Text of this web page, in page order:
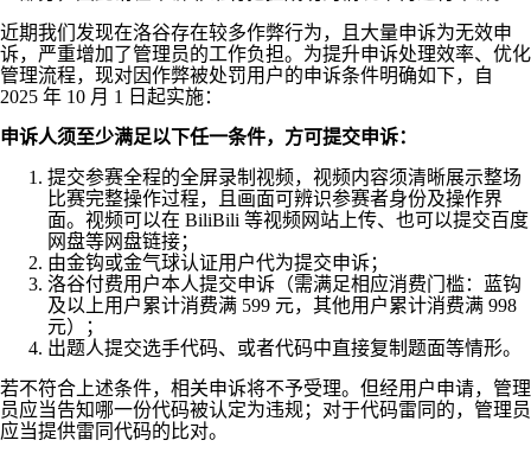
近期我们发现在洛谷存在较多作弊行为，且大量申诉为无效申
诉，严重增加了管理员的工作负担。为提升申诉处理效率、优化
管理流程，现对因作弊被处罚用户的申诉条件明确如下，自
2025 年 10 月 1 日起实施：
申诉人须至少满足以下任一条件，方可提交申诉：
提交参赛全程的全屏录制视频，视频内容须清晰展示整场
比赛完整操作过程，且画面可辨识参赛者身份及操作界
面。视频可以在 BiliBili 等视频网站上传、也可以提交百度
网盘等网盘链接；
由金钩或金气球认证用户代为提交申诉；
洛谷付费用户本人提交申诉（需满足相应消费门槛：蓝钩
及以上用户累计消费满 599 元，其他用户累计消费满 998
元）；
出题人提交选手代码、或者代码中直接复制题面等情形。
若不符合上述条件，相关申诉将不予受理。但经用户申请，管理
员应当告知哪一份代码被认定为违规；对于代码雷同的，管理员
应当提供雷同代码的比对。